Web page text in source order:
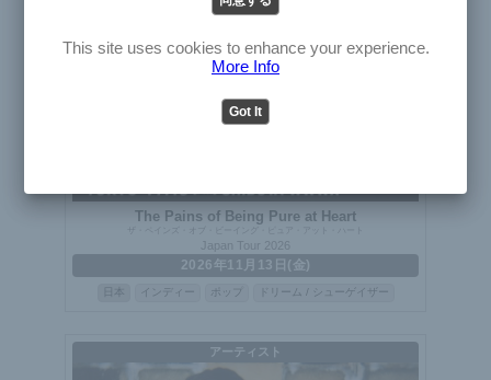
The Pains of Being Pure at Heart
Japan Tour 2026
2026年11月13日(金)
インディー ポップ ドリーム / シューゲイザー
アーティスト
English
Japanese
This site uses cookies to enhance your experience.
More Info
Got It